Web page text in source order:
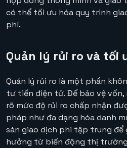
có thể tối ưu hóa quy trình
phí.
Quản lý rủi ro và tối
Quản lý rủi ro là một phần
tư tiền điện tử. Để bảo vệ vốn,
rõ mức độ rủi ro chấp nhận
pháp như đa dạng hóa danh
sàn giao dịch phi tập trung để
hưởng từ biến động thị